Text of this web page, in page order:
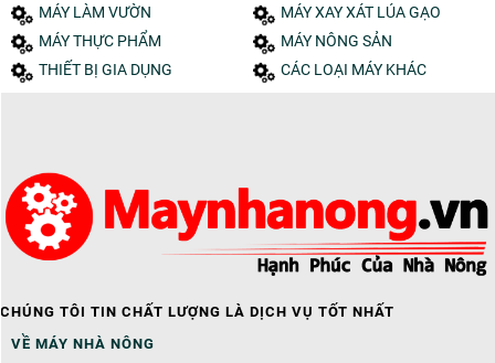
MÁY LÀM VƯỜN
MÁY XAY XÁT LÚA GẠO
MÁY THỰC PHẨM
MÁY NÔNG SẢN
THIẾT BỊ GIA DỤNG
CÁC LOẠI MÁY KHÁC
CHÚNG TÔI TIN CHẤT LƯỢNG LÀ DỊCH VỤ TỐT NHẤT
VỀ MÁY NHÀ NÔNG